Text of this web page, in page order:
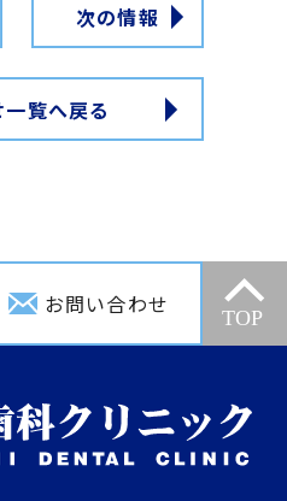
覧へ戻る
次の情報
お問い合わせ